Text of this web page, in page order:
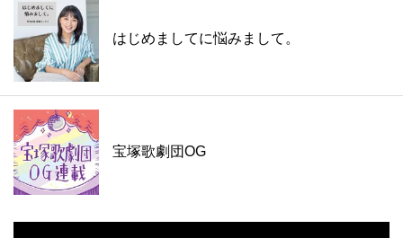
はじめましてに悩みまして。
宝塚歌劇団OG